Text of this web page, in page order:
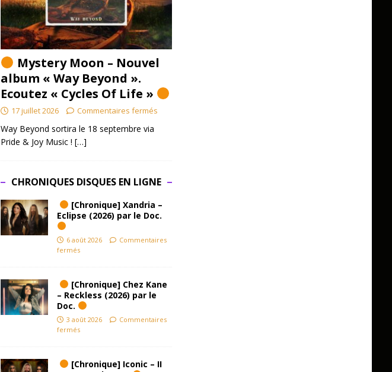
Mystery Moon – Nouvel
album « Way Beyond ».
Ecoutez « Cycles Of Life »
17 juillet 2026 Commentaires fermés
Way Beyond sortira le 18 septembre via
Pride & Joy Music ! […]
CHRONIQUES DISQUES EN LIGNE
[Chronique] Xandria –
Eclipse (2026) par le Doc.
6 août 2026
Commentaires
fermés
[Chronique] Chez Kane
– Reckless (2026) par le
Doc.
3 août 2026
Commentaires
fermés
[Chronique] Iconic – II